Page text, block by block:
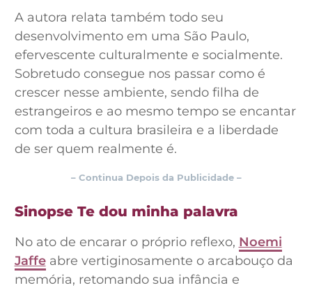
A autora relata também todo seu
desenvolvimento em uma São Paulo,
efervescente culturalmente e socialmente.
Sobretudo consegue nos passar como é
crescer nesse ambiente, sendo filha de
estrangeiros e ao mesmo tempo se encantar
com toda a cultura brasileira e a liberdade
de ser quem realmente é.
– Continua Depois da Publicidade –
Sinopse Te dou minha palavra
No ato de encarar o próprio reflexo, Noemi
Jaffeabre vertiginosamente o arcabouço da
memória, retomando sua infância e